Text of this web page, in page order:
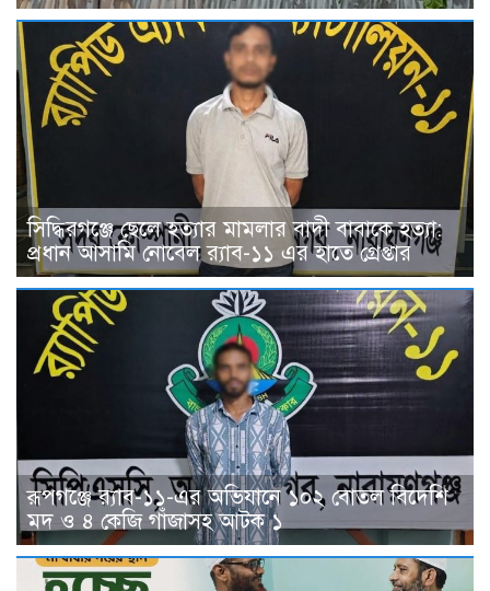
সিদ্ধিরগঞ্জে ছেলে হত্যার মামলার বাদী বাবাকে হত্যা:
প্রধান আসামি নোবেল র‍্যাব-১১ এর হাতে গ্রেপ্তার
রূপগঞ্জে র‍্যাব-১১-এর অভিযানে ১০২ বোতল বিদেশি
মদ ও ৪ কেজি গাঁজাসহ আটক ১